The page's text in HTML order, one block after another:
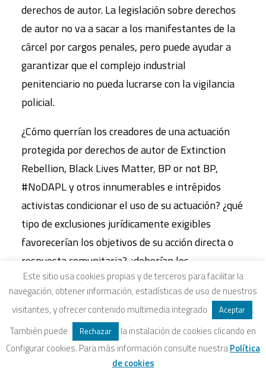
derechos de autor. La legislación sobre derechos
de autor no va a sacar a los manifestantes de la
cárcel por cargos penales, pero puede ayudar a
garantizar que el complejo industrial
penitenciario no pueda lucrarse con la vigilancia
policial.
¿Cómo querrían los creadores de una actuación
protegida por derechos de autor de Extinction
Rebellion, Black Lives Matter, BP or not BP,
#NoDAPL y otros innumerables e intrépidos
activistas condicionar el uso de su actuación? ¿qué
tipo de exclusiones jurídicamente exigibles
favorecerían los objetivos de su acción directa o
respuesta comunitaria? ¿deberían los
manifestantes permitir que los departamentos
de policía (y las empresas de seguridad privada
con las que trabajan cada vez más) utilicen
grabaciones de vídeo y sonido de una actuación
guionizada (es decir, una protesta) o de arte visual
como el graffiti –y cualquier otro material sujeto
Este sitio usa cookies propias y de terceros para facilitar la
navegación, obtener información, estadísticas de uso de nuestros
visitantes, y ofrecer contenido multimedia integrado
Aceptar
.
También puede
Rechazar
la instalación de cookies clicando en
Configurar cookies. Para más información consulte nuestraPolítica
de cookies